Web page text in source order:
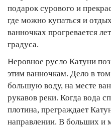
подарок сурового и
где можно купаться и
ванночках прогревается
градуса.
Неровное русло Катуни
этим ванночкам. Дело в
большую воду, на месте
рукавов реки. Когда вода
плотина, преграждает
направлении. В больших и